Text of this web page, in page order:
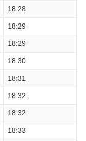
18:28
18:29
18:29
18:30
18:31
18:32
18:32
18:33